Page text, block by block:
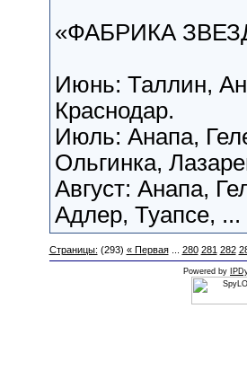
«ФАБРИКА
Июнь: Таллин,
Краснодар.
Июль: Анапа,
Ольгинка,
Август: Анапа,
Адлер, Туапсе, ...
Страницы: (293) « Первая... 280 281 282
Powered by